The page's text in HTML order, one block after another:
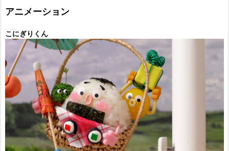
ー
アニメーション
こにぎりくん